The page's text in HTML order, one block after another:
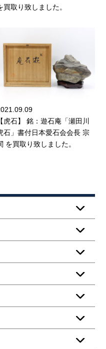
買取り致しました。
【虎石】 銘：遊石庵「瀬田川
石」書付日本愛石会会長 宗
を買取り致しました。